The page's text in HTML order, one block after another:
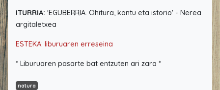
ITURRIA: 'EGUBERRIA. Ohitura, kantu eta istorio' - Nerea
argitaletxea
ESTEKA: liburuaren erreseina
* Liburuaren pasarte bat entzuten ari zara *
natura